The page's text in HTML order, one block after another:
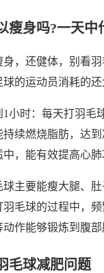
瘦身吗?一天中
身，还健体，别看
的运动员消耗的还
1小时：每天打羽
持续燃烧脂肪，达
，能有效提高心肺
球主要能瘦大腿、
毛球的过程中，
作能够锻炼到腹
毛球减肥问题